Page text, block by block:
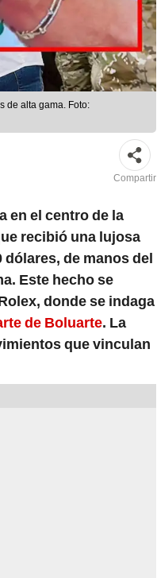
de alta gama. Foto:
Compartir
en el centro de la
recibió una lujosa
de manos del
Este hecho se
donde se indaga
de Boluarte. La
que vinculan